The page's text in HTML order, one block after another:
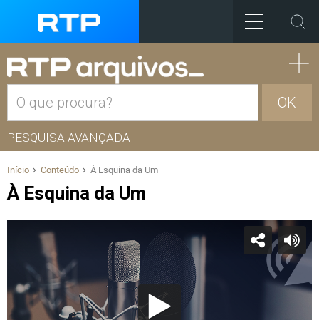
OK
PESQUISA AVANÇADA
Início Conteúdo À Esquina da Um
À Esquina da Um